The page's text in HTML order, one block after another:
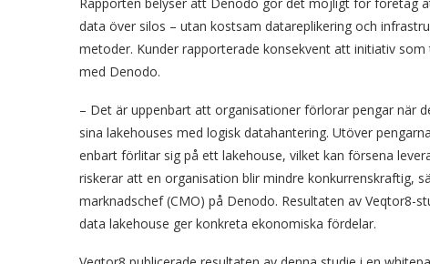
data över silos – utan kostsam datareplikering och
metoder. Kunder rapporterade konsekvent att initiativ
med Denodo.
– Det är uppenbart att organisationer förlorar pengar när
sina lakehouses med logisk datahantering. Utöver
enbart förlitar sig på ett lakehouse, vilket kan försena
riskerar att en organisation blir mindre konkurrenskraftig,
marknadschef (CMO) på Denodo. Resultaten av
data lakehouse ger konkreta ekonomiska fördelar.